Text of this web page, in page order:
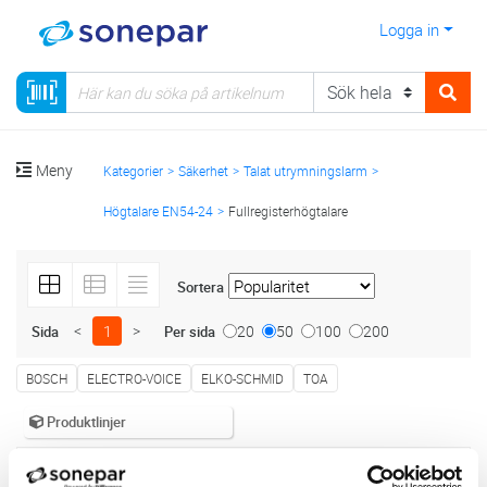
Logga in
Meny Kategorier Säkerhet Talat utrymningslarm
Högtalare EN54-24 Fullregisterhögtalare
Sortera
Sida < 1 > Per sida 20 50 100 200
BOSCH ELECTRO-VOICE ELKO-SCHMID TOA
Produktlinjer